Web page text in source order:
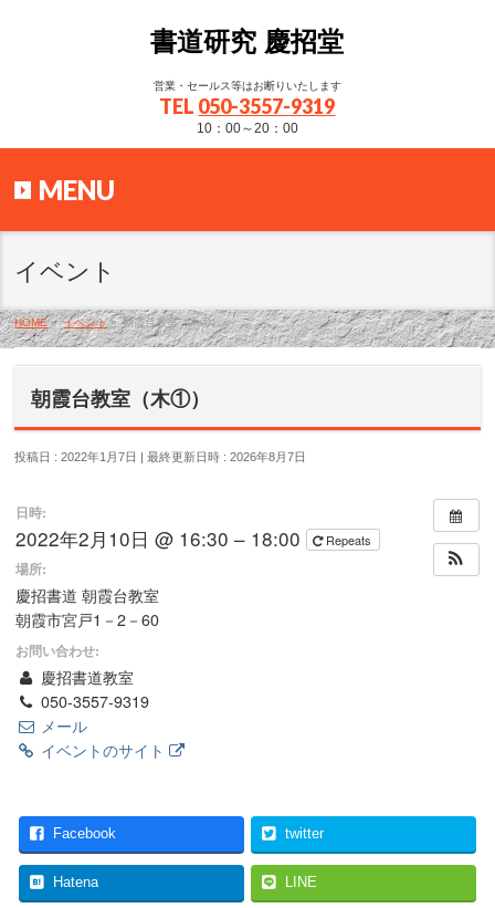
書道研究 慶招堂
営業・セールス等はお断りいたします
TEL 050-3557-9319
10：00～20：00
MENU
イベント
HOME» イベント» 朝霞台教室（木①）
朝霞台教室（木①）
投稿日 : 2022年1月7日 最終更新日時 : 2026年8月7日
日時:
2022年2月10日 @ 16:30 – 18:00 Repeats
場所:
慶招書道 朝霞台教室
朝霞市宮戸1－2－60
お問い合わせ:
慶招書道教室
050-3557-9319
メール
イベントのサイト
Facebook twitter
Hatena LINE